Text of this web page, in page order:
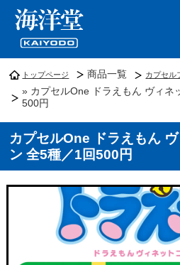
トップページ 商品一覧 カプセル
» カプセルOne ドラえもん ヴィネ
500円
カプセルOne ドラえもん
ン 全5種／1回500円